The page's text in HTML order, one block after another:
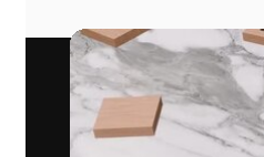
Видео
Видеоролик
Моушн-дизайн
Видеошаблоны
Иконки
3D-модели